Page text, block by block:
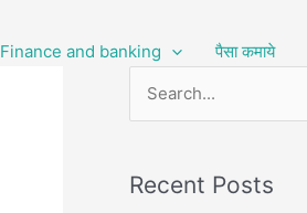
Finance and banking पैसा कमाये
rRecent Posts